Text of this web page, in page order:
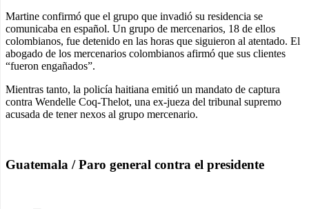
Martine confirmó que el grupo que invadió su residencia se
comunicaba en español. Un grupo de mercenarios, 18 de ellos
colombianos, fue detenido en las horas que siguieron al atentado. El
abogado de los mercenarios colombianos afirmó que sus clientes
“fueron engañados”.
Mientras tanto, la policía haitiana emitió un mandato de captura
contra Wendelle Coq-Thelot, una ex-jueza del tribunal supremo
acusada de tener nexos al grupo mercenario.
Guatemala / Paro general contra el presidente